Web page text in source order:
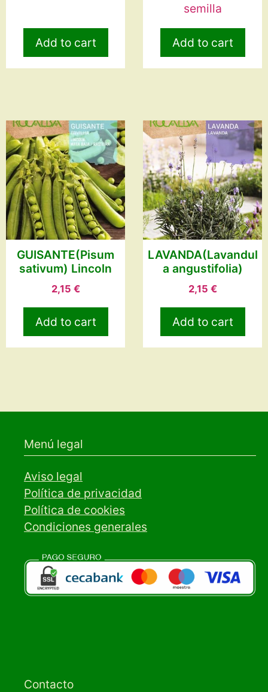
Add to cart
semilla
Add to cart
GUISANTE(Pisum
sativum) Lincoln
2,15 €
Add to cart
LAVANDA(Lavandul
a angustifolia)
2,15 €
Add to cart
Menú legal
Aviso legal
Política de privacidad
Política de cookies
Condiciones generales
Contacto